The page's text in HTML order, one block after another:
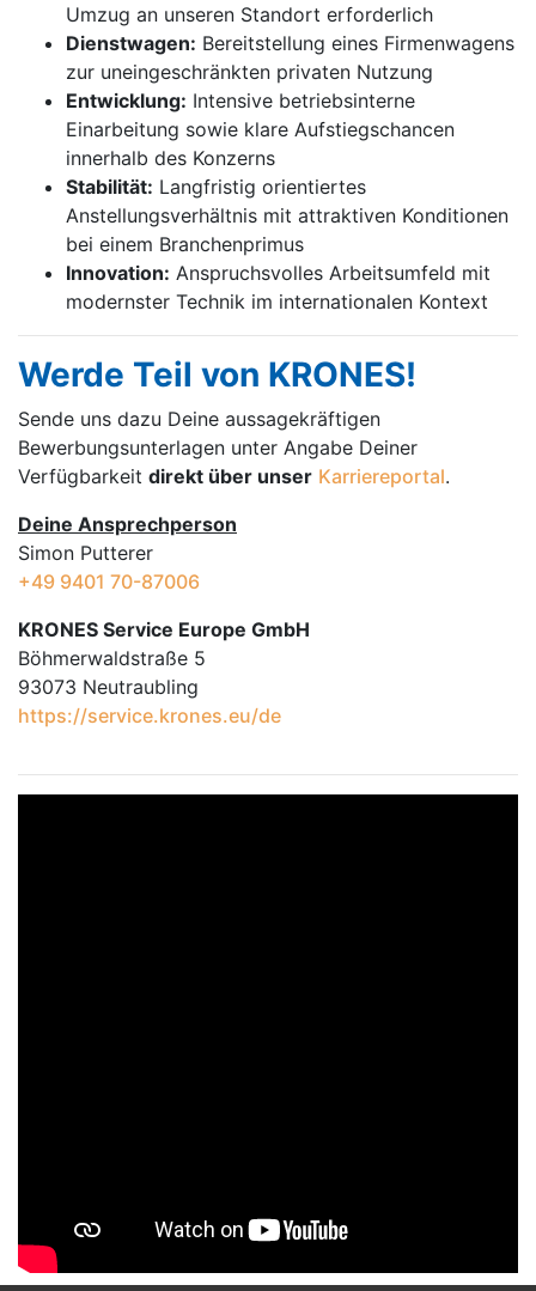
Umzug an unseren Standort erforderlich
Dienstwagen: Bereitstellung eines Firmenwagens
zur uneingeschränkten privaten Nutzung
Entwicklung: Intensive betriebsinterne
Einarbeitung sowie klare Aufstiegschancen
innerhalb des Konzerns
Stabilität: Langfristig orientiertes
Anstellungsverhältnis mit attraktiven Konditionen
bei einem Branchenprimus
Innovation: Anspruchsvolles Arbeitsumfeld mit
modernster Technik im internationalen Kontext
Werde Teil von KRONES!
Sende uns dazu Deine aussage­kräftigen
Bewerbungsunterlagen unter Angabe Deiner
Verfügbarkeit direkt über unser Karriereportal.
Deine Ansprechperson
Simon Putterer
+49 9401 70-87006
KRONES Service Europe GmbH
Böhmerwaldstraße 5
93073 Neutraubling
https://service.krones.eu/de